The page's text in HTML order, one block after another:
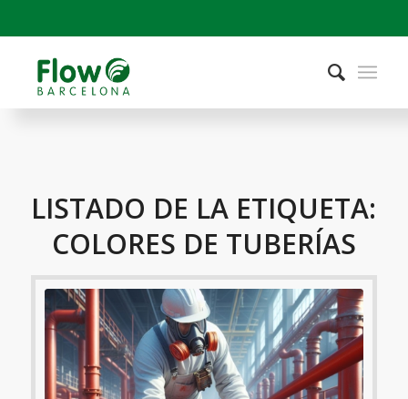
LISTADO DE LA ETIQUETA:
COLORES DE TUBERÍAS